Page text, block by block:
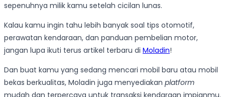
sepenuhnya milik kamu setelah cicilan lunas.
Kalau kamu ingin tahu lebih banyak soal tips otomotif,
perawatan kendaraan, dan panduan pembelian motor,
jangan lupa ikuti terus artikel terbaru di Moladin!
Dan buat kamu yang sedang mencari mobil baru atau mobil
bekas berkualitas, Moladin juga menyediakan platform
mudah dan terpercaya untuk transaksi kendaraan impianmu.